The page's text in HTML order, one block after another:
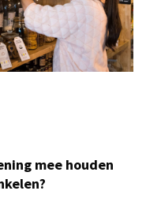
mee houden